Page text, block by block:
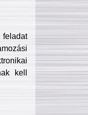
feladat
kell